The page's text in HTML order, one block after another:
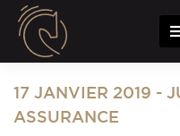
17 JANVIER 2019 -
ASSURANCE
Panneau de gestion